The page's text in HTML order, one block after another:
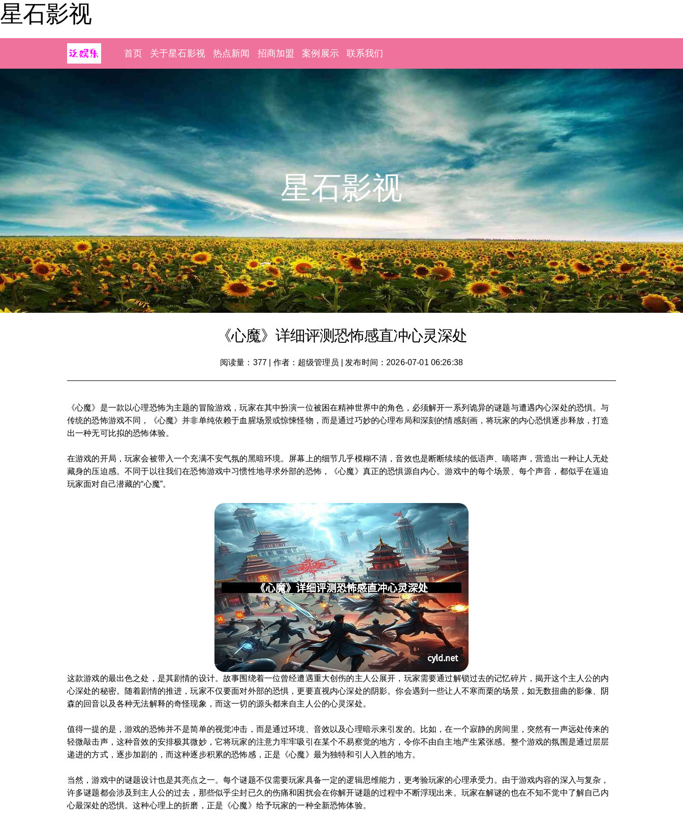
星石影视
首页 关于星石影视 热点新闻 招商加盟 案例展示 联系我们
星石影视
《心魔》详细评测恐怖感直冲心灵深处
阅读量：377 作者：超级管理员 发布时间：2026-07-01 06:26:38
《心魔》是一款以心理恐怖为主题的冒险游戏，玩家在其中扮演一位被困在精神世界中的角色，必须解开一系列诡异的谜题与遭遇内心深处的恐惧。与
传统的恐怖游戏不同，《心魔》并非单纯依赖于血腥场景或惊悚怪物，而是通过巧妙的心理布局和深刻的情感刻画，将玩家的内心恐惧逐步释放，打造
出一种无可比拟的恐怖体验。
在游戏的开局，玩家会被带入一个充满不安气氛的黑暗环境。屏幕上的细节几乎模糊不清，音效也是断断续续的低语声、嘀嗒声，营造出一种让人无处
藏身的压迫感。不同于以往我们在恐怖游戏中习惯性地寻求外部的恐怖，《心魔》真正的恐惧源自内心。游戏中的每个场景、每个声音，都似乎在逼迫
玩家面对自己潜藏的“心魔”。
这款游戏的最出色之处，是其剧情的设计。故事围绕着一位曾经遭遇重大创伤的主人公展开，玩家需要通过解锁过去的记忆碎片，揭开这个主人公的内
心深处的秘密。随着剧情的推进，玩家不仅要面对外部的恐惧，更要直视内心深处的阴影。你会遇到一些让人不寒而栗的场景，如无数扭曲的影像、阴
森的回音以及各种无法解释的奇怪现象，而这一切的源头都来自主人公的心灵深处。
值得一提的是，游戏的恐怖并不是简单的视觉冲击，而是通过环境、音效以及心理暗示来引发的。比如，在一个寂静的房间里，突然有一声远处传来的
轻微敲击声，这种音效的安排极其微妙，它将玩家的注意力牢牢吸引在某个不易察觉的地方，令你不由自主地产生紧张感。整个游戏的氛围是通过层层
递进的方式，逐步加剧的，而这种逐步积累的恐怖感，正是《心魔》最为独特和引人入胜的地方。
当然，游戏中的谜题设计也是其亮点之一。每个谜题不仅需要玩家具备一定的逻辑思维能力，更考验玩家的心理承受力。由于游戏内容的深入与复杂，
许多谜题都会涉及到主人公的过去，那些似乎尘封已久的伤痛和困扰会在你解开谜题的过程中不断浮现出来。玩家在解谜的也在不知不觉中了解自己内
心最深处的恐惧。这种心理上的折磨，正是《心魔》给予玩家的一种全新恐怖体验。